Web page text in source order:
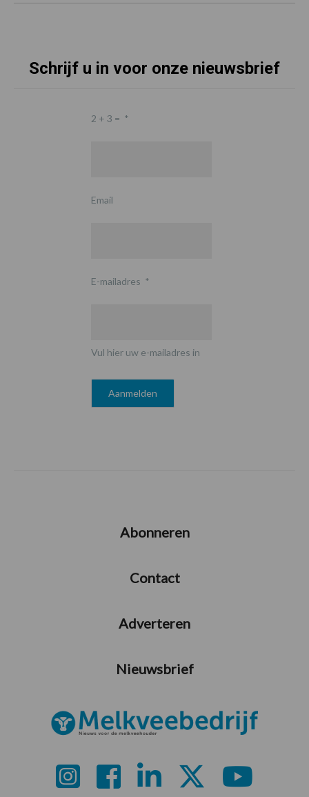
Schrijf u in voor onze nieuwsbrief
2 + 3 = *
Email
E-mailadres *
Vul hier uw e-mailadres in
Abonneren
Contact
Adverteren
Nieuwsbrief